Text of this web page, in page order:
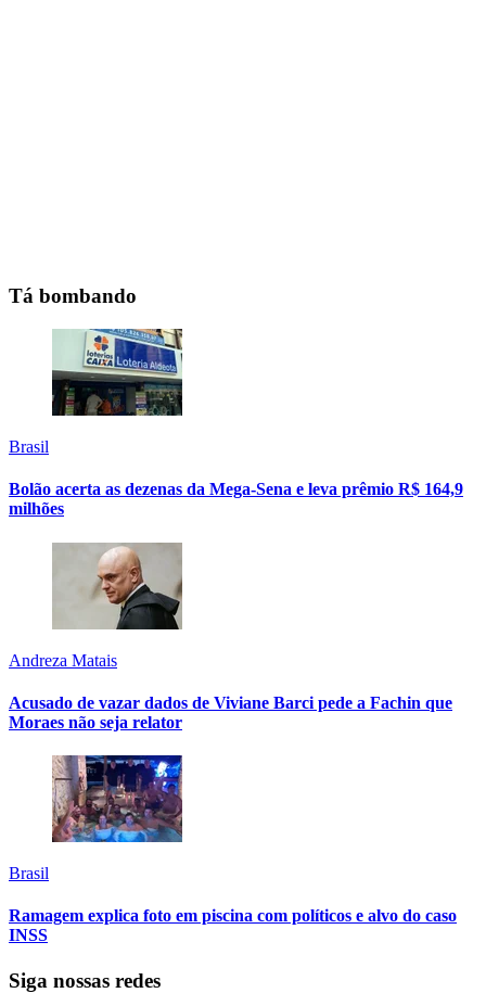
Tá bombando
Brasil
Bolão acerta as dezenas da Mega-Sena e leva prêmio R$ 164,9
milhões
Andreza Matais
Acusado de vazar dados de Viviane Barci pede a Fachin que
Moraes não seja relator
Brasil
Ramagem explica foto em piscina com políticos e alvo do caso
INSS
Siga nossas redes